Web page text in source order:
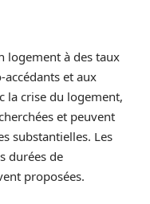
logement à des taux
et aux
la crise du logement,
et peuvent
substantielles. Les
durées de
proposées.